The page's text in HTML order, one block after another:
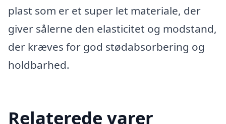
plast som er et super let materiale, der
giver sålerne den elasticitet og modstand,
der kræves for god stødabsorbering og
holdbarhed.
Relaterede varer